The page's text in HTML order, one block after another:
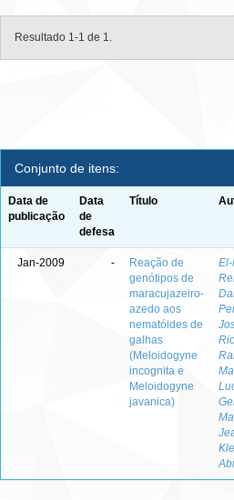
Resultado 1-1 de 1.
Conjunto de itens:
Data de
publicação
Data
de
defesa
Título
Jan-2009 -
Reação de
genótipos de
maracujazeiro-
azedo aos
nematóides de
galhas
(Meloidogyne
incognita e
Meloidogyne
javanica)
El-